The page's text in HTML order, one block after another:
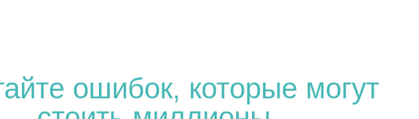
ошибок, которые могут